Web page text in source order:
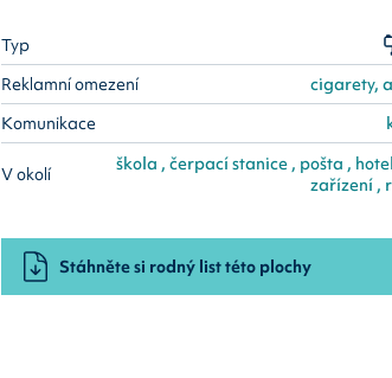
Typ
Reklamní omezení
cigarety,
Komunikace
V okolí
škola , čerpací stanice , pošta ,
zařízení ,
Stáhněte si rodný list této plochy